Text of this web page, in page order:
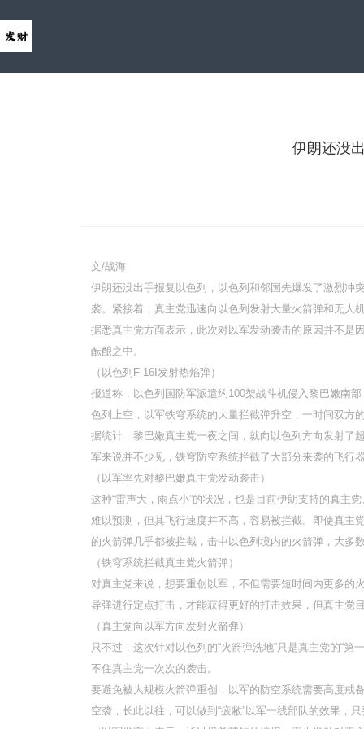
伊朗还没
文/战海
伊朗还没出手报复以色列，以色列和邻国先爆发了激烈冲
袭。紧接着，真主党迅速向以色列发射大量火箭弹和无人
据悉真主党方面表示，此次对以军发动袭击的原因并不是
酝酿之中。
（以色列F-16I发射热焰弹）
报道称，以色列国防军派遣约100架战斗机侵入黎巴嫩南
色列上空，以军铁穹系统的大量拦截弹升空，一时间双方
据统计，黎巴嫩真主党一夜之间，就向以色列方向发射了
军来说并不少见，铁穹防空系统拦截了大部分来袭的飞行
（以军率先对黎巴嫩真主党发动袭击）
这种“雷声大，雨点小”的状况，也是目前伊朗支持的真主
难以预测，但其飞行速度并不高，容易被拦截。即使真主
的火箭弹几乎都被拦截，击中以色列境内的火箭弹，大多
（铁穹系统拦截真主党火箭弹）
对真主党来说，想要重创以军，不但需要短时间内更多的
导弹进行定点打击，才能获得更好的打击效果，但真主党
（真主党向以军方向发射火箭弹）
只不过，这次针对以色列的“火箭弹洗地”只是真主党的“
不住真主党一次次的袭击。
要避免被大规模火箭弹重创，以军的防空系统需要高度戒
空袭，长此以往，可以做到“疲敝”以军一线部队的效果，